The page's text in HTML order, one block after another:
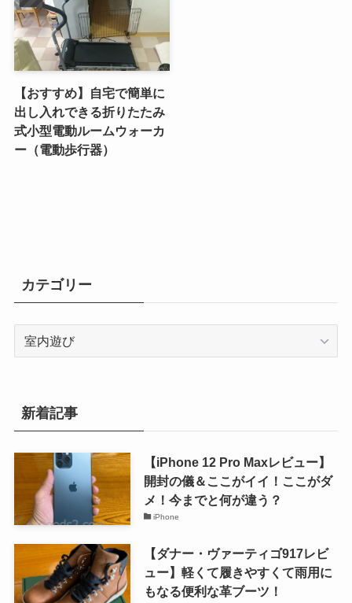
【おすすめ】自宅で簡単に
出し入れできる折りたたみ
式小型電動ルームウォーカ
ー（電動歩行器）
カテゴリー
カ
ー
新着記事
【iPhone 12 Pro Maxレビュー】
開封の儀＆ここがイイ！ここがダ
メ！今までと何が違う？
iPhone
【ダナー・ヴァーティゴ917レビ
ュー】軽くて履きやすくて雨用に
もなる便利な革ブーツ！